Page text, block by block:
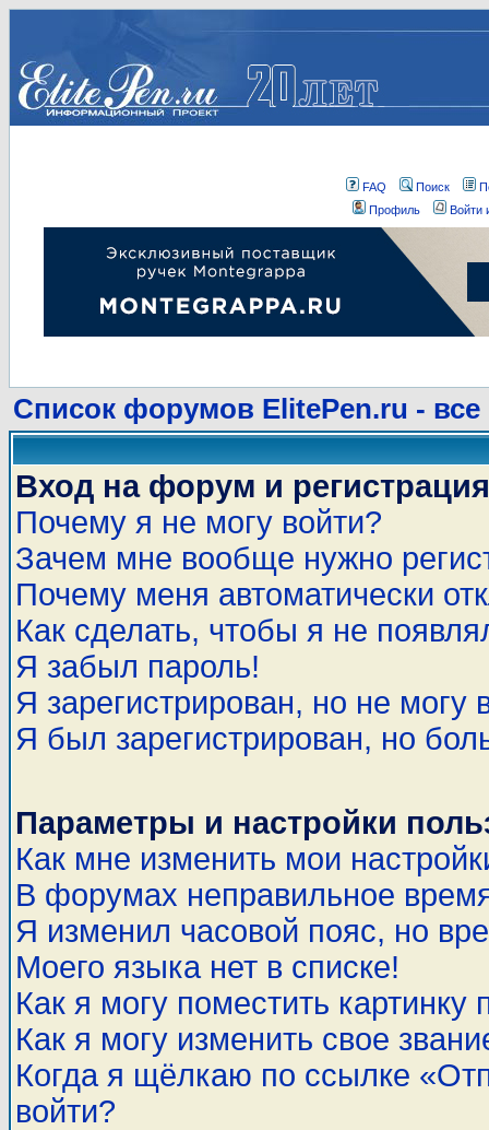
FAQ Поиск
Профиль
Войти
Список форумов ElitePen.ru - все
Вход на форум и регистрация
Почему я не могу войти?
Зачем мне вообще нужно
Почему меня автоматически
Как сделать, чтобы я не
Я забыл пароль!
Я зарегистрирован, но не могу
Я был зарегистрирован, но
Параметры и настройки
Как мне изменить мои
В форумах неправильное
Я изменил часовой пояс, но
Моего языка нет в списке!
Как я могу поместить
Как я могу изменить свое
Когда я щёлкаю по ссылке
войти?